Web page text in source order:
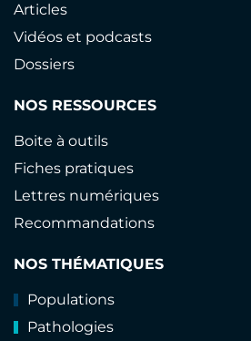
Articles
Vidéos et podcasts
Dossiers
NOS RESSOURCES
Boite à outils
Fiches pratiques
Lettres numériques
Recommandations
NOS THÉMATIQUES
Populations
Pathologies